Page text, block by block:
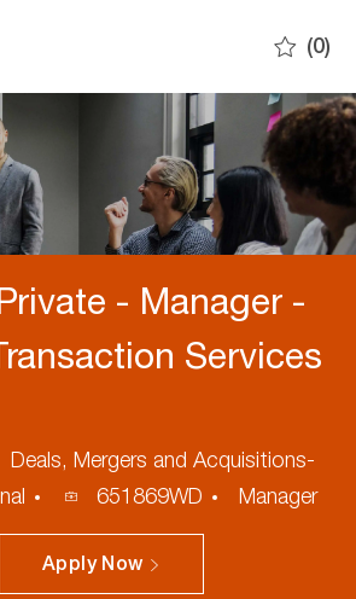
(0)
- Manager -
Services
Deals, Mergers and Acquisitions-
Process
ID
651869WD Manager
Apply Now